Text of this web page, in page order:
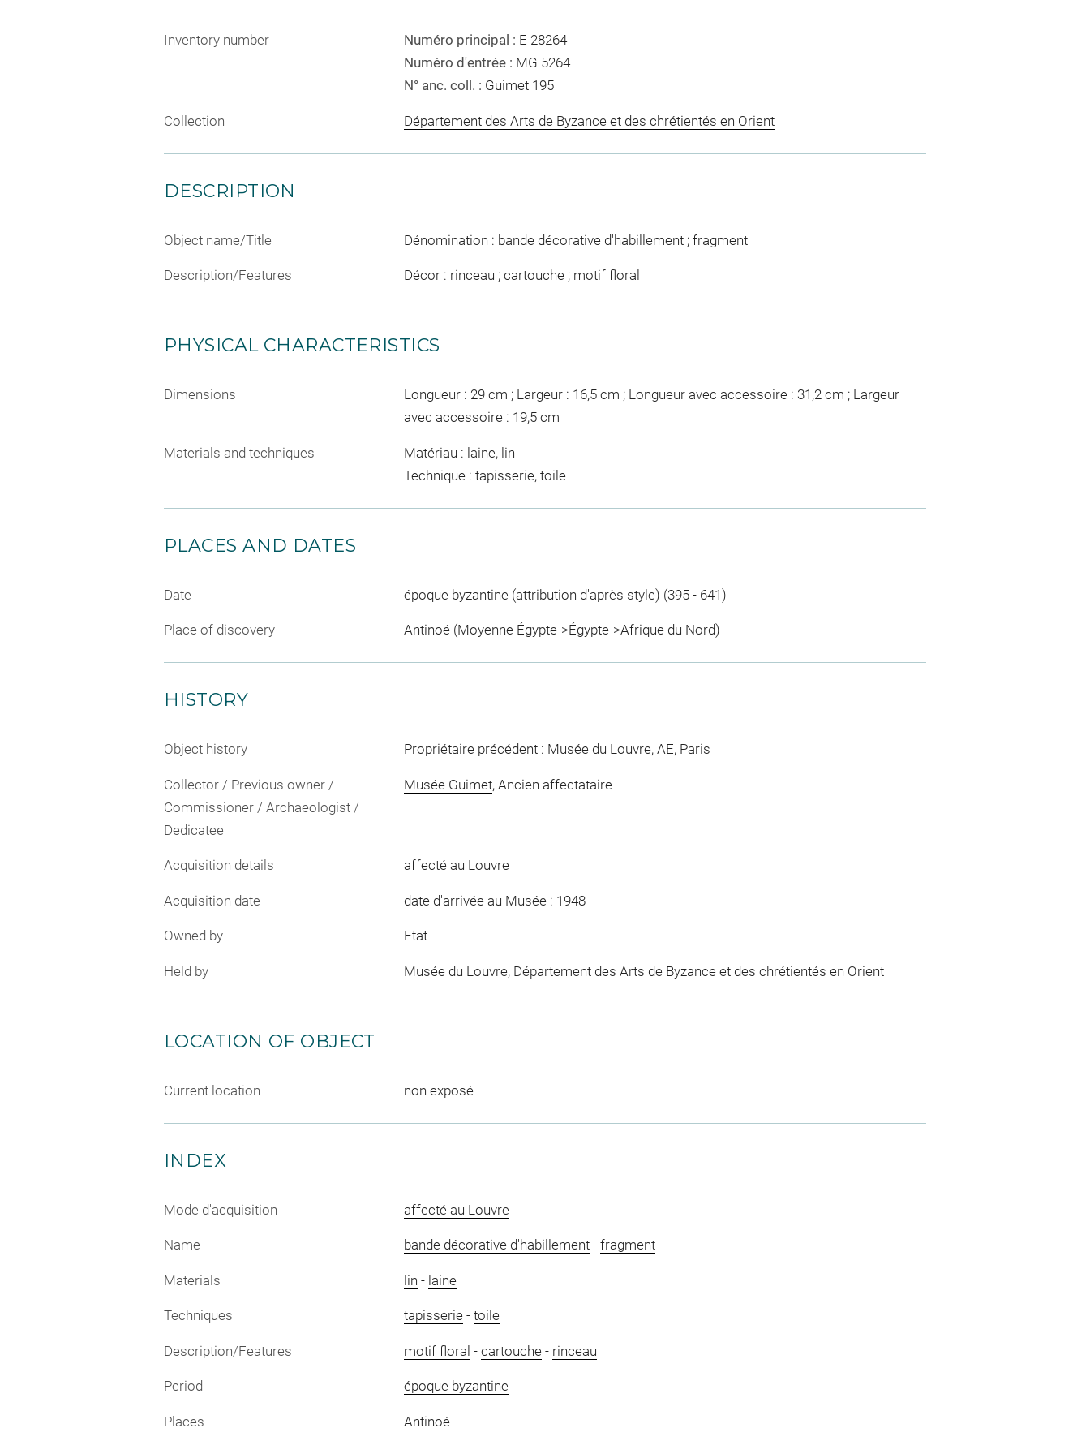
Inventory number Numéro principal : E 28264
Numéro d'entrée : MG 5264
N° anc. coll. : Guimet 195
Collection Département des Arts de Byzance et des chrétientés en Orient
DESCRIPTION
Object name/Title Dénomination : bande décorative d'habillement ; fragment
Description/Features Décor : rinceau ; cartouche ; motif floral
PHYSICAL CHARACTERISTICS
Dimensions
Longueur : 29 cm ; Largeur : 16,5 cm ; Longueur avec accessoire : 31,2 cm ; Largeur
avec accessoire : 19,5 cm
Materials and techniques
Matériau : laine, lin
Technique : tapisserie, toile
PLACES AND DATES
Date époque byzantine (attribution d'après style) (395 - 641)
Place of discovery Antinoé (Moyenne Égypte->Égypte->Afrique du Nord)
HISTORY
Object history Propriétaire précédent : Musée du Louvre, AE, Paris
Collector / Previous owner /
Commissioner / Archaeologist /
Dedicatee
Musée Guimet, Ancien affectataire
Acquisition details affecté au Louvre
Acquisition date date d'arrivée au Musée : 1948
Owned by Etat
Held by Musée du Louvre, Département des Arts de Byzance et des chrétientés en Orient
LOCATION OF OBJECT
Current location non exposé
INDEX
Mode d'acquisition affecté au Louvre
Name bande décorative d'habillement- fragment
Materials lin - laine
Techniques tapisserie- toile
Description/Features motif floral - cartouche- rinceau
Period époque byzantine
Places Antinoé